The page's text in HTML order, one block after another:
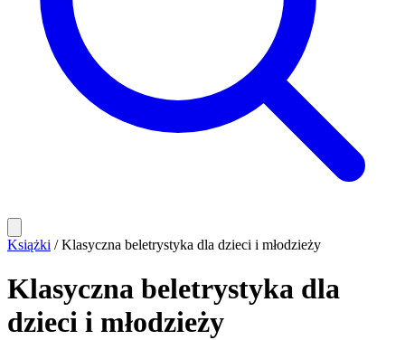
Książki / Klasyczna beletrystyka dla dzieci i młodzieży
Klasyczna beletrystyka dla
dzieci i młodzieży